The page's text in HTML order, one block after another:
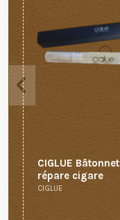
CIGLUE Bâtonnet
répare cigare
CIGLUE